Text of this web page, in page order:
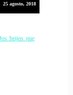
25 agosto, 2018
beijos que